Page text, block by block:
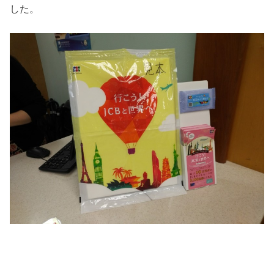
した。